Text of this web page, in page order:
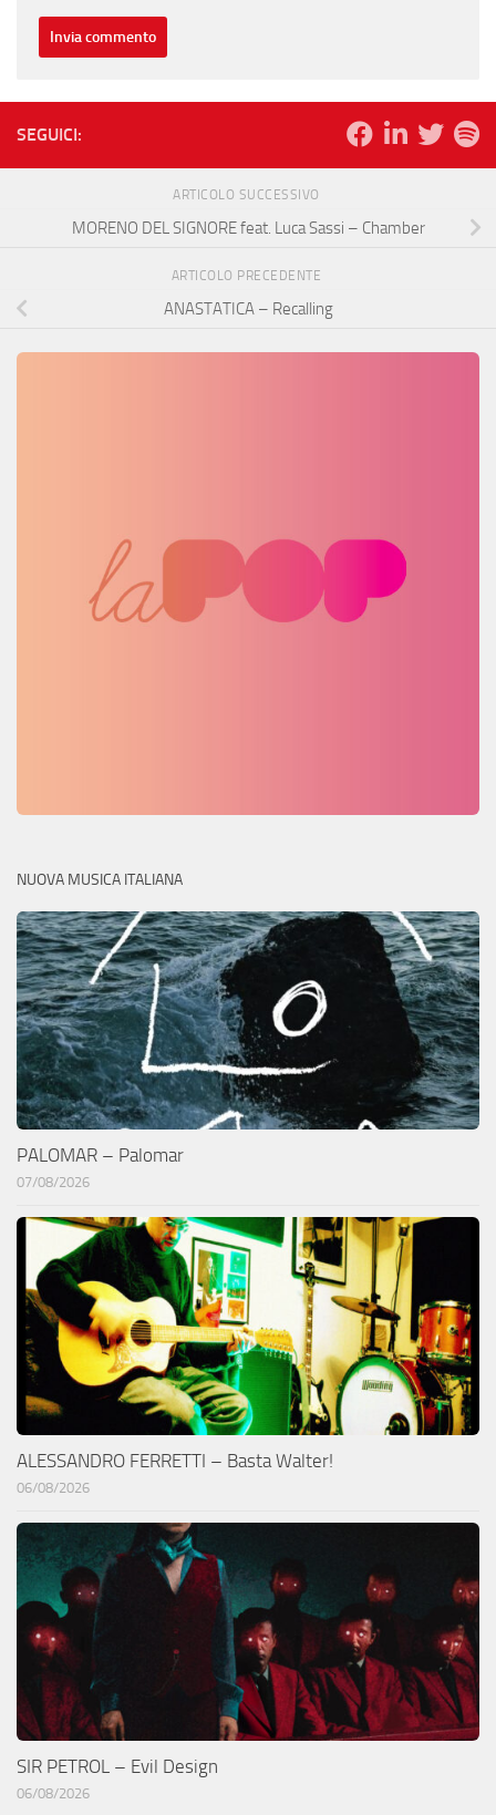
SEGUICI:
ARTICOLO SUCCESSIVO
MORENO DEL SIGNORE feat. Luca Sassi – Chamber
ARTICOLO PRECEDENTE
ANASTATICA – Recalling
NUOVA MUSICA ITALIANA
PALOMAR – Palomar
07/08/2026
ALESSANDRO FERRETTI – Basta Walter!
06/08/2026
SIR PETROL – Evil Design
06/08/2026